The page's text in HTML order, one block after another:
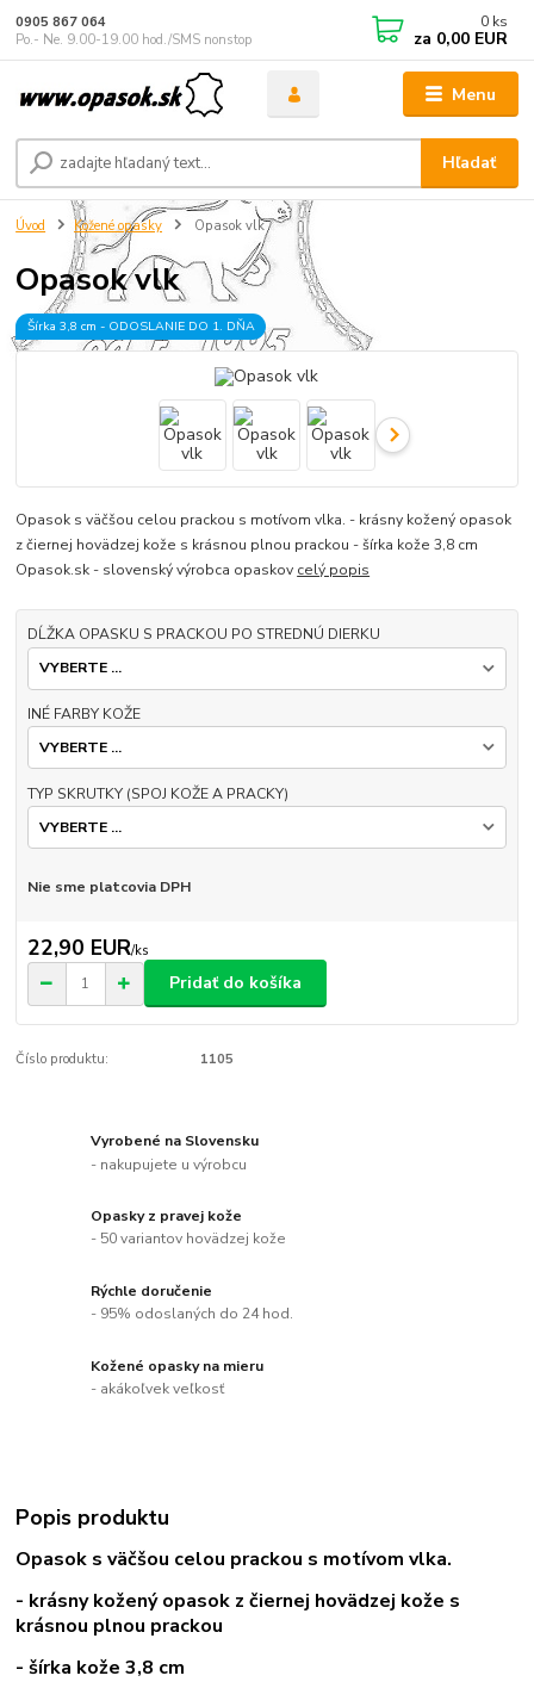
Menu
Hľadať
0905 867 064
Po.- Ne. 9.00-19.00 hod./SMS nonstop
0 ks
za 0,00 EUR
Úvod Kožené opasky Opasok vlk
Opasok vlk
Šírka 3,8 cm - ODOSLANIE DO 1. DŇA
Opasok s väčšou celou prackou s motívom vlka. - krásny kožený opasok
z čiernej hovädzej kože s krásnou plnou prackou - šírka kože 3,8 cm
Opasok.sk - slovenský výrobca opaskov celý popis
DĹŽKA OPASKU S PRACKOU PO STREDNÚ DIERKU
INÉ FARBY KOŽE
TYP SKRUTKY (SPOJ KOŽE A PRACKY)
Nie sme platcovia DPH
22,90 EUR/ks
Pridať do košíka
Číslo produktu: 1105
Vyrobené na Slovensku
- nakupujete u výrobcu
Opasky z pravej kože
- 50 variantov hovädzej kože
Rýchle doručenie
- 95% odoslaných do 24 hod.
Kožené opasky na mieru
- akákoľvek veľkosť
Popis produktu
Opasok s väčšou celou prackou s motívom vlka.
- krásny kožený opasok z čiernej hovädzej kože s
krásnou plnou prackou
- šírka kože 3,8 cm